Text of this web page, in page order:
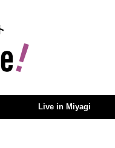
Live in Miyagi